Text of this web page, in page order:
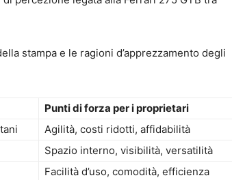
stampa e le ragioni d’apprezzamento degli
Punti di forza per i proprietari
Agilità, costi ridotti, affidabilità
Spazio interno, visibilità, versatilità
Facilità d’uso, comodità, efficienza